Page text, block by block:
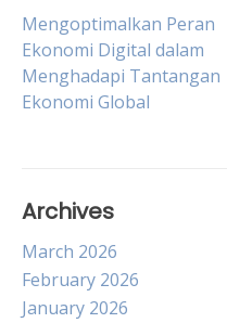
Post
navigation
Mengoptimalkan Peran
Ekonomi Digital dalam
Menghadapi Tantangan
Ekonomi Global
Archives
March 2026
February 2026
January 2026